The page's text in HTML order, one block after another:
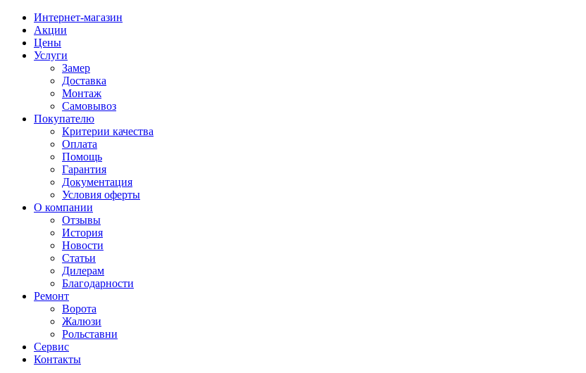
Интернет-магазин
Акции
Цены
Услуги
Замер
Доставка
Монтаж
Самовывоз
Покупателю
Критерии качества
Оплата
Помощь
Гарантия
Документация
Условия оферты
О компании
Отзывы
История
Новости
Статьи
Дилерам
Благодарности
Ремонт
Ворота
Жалюзи
Рольставни
Сервис
Контакты